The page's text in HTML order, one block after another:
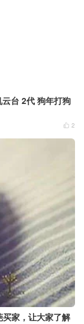
台 2代 狗年打狗
 2
家，让大家了解